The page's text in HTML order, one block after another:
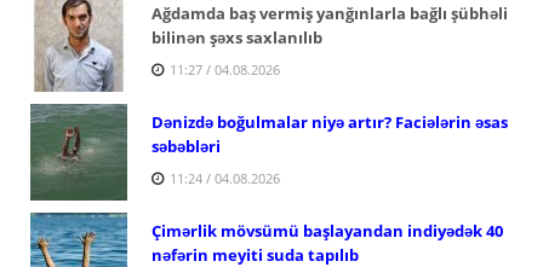
Ağdamda baş vermiş yanğınlarla bağlı şübhəli
bilinən şəxs saxlanılıb
11:27 / 04.08.2026
Dənizdə boğulmalar niyə artır? Faciələrin əsas
səbəbləri
11:24 / 04.08.2026
Çimərlik mövsümü başlayandan indiyədək 40
nəfərin meyiti suda tapılıb